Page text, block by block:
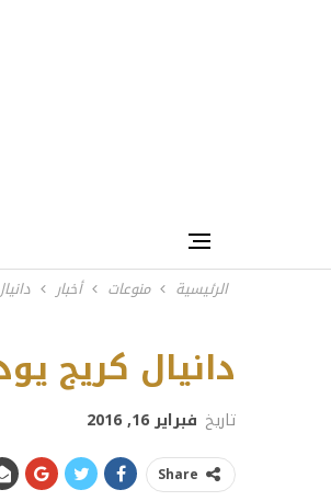
الرئيسية منوعات أخبار
دانيال كريج
تاريخ فبراير 16, 2016
Share